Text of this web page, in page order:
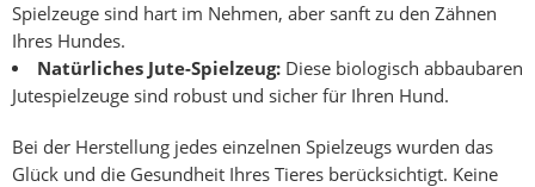
Spielzeuge sind hart im Nehmen, aber sanft zu den Zähnen
Ihres Hundes.
Natürliches Jute-Spielzeug:Diese biologisch abbaubaren
Jutespielzeuge sind robust und sicher für Ihren Hund.
Bei der Herstellung jedes einzelnen Spielzeugs wurden das
Glück und die Gesundheit Ihres Tieres berücksichtigt. Keine